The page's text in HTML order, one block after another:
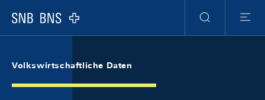
Logo
Suche
Menu
Volkswirtschaftliche Daten